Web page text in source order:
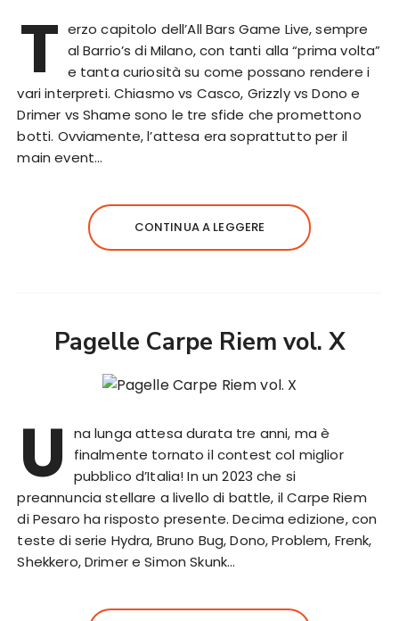
T erzo capitolo dell’All Bars Game Live, sempre
al Barrio’s di Milano, con tanti alla “prima volta”
e tanta curiosità su come possano rendere i
vari interpreti. Chiasmo vs Casco, Grizzly vs Dono e
Drimer vs Shame sono le tre sfide che promettono
botti. Ovviamente, l’attesa era soprattutto per il
main event…
CONTINUA A LEGGERE
Pagelle Carpe Riem vol. X
U
na lunga attesa durata tre anni, ma è
finalmente tornato il contest col miglior
pubblico d’Italia! In un 2023 che si
preannuncia stellare a livello di battle, il Carpe Riem
di Pesaro ha risposto presente. Decima edizione, con
teste di serie Hydra, Bruno Bug, Dono, Problem, Frenk,
Shekkero, Drimer e Simon Skunk…